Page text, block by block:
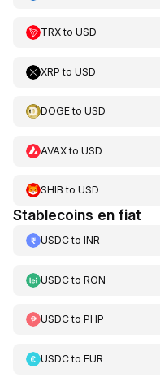
TRXto USD
XRP to USD
DOGEto USD
AVAXto USD
SHIB to USD
Stablecoins en fiat
USDCto INR
USDCto RON
USDCto PHP
USDCto EUR